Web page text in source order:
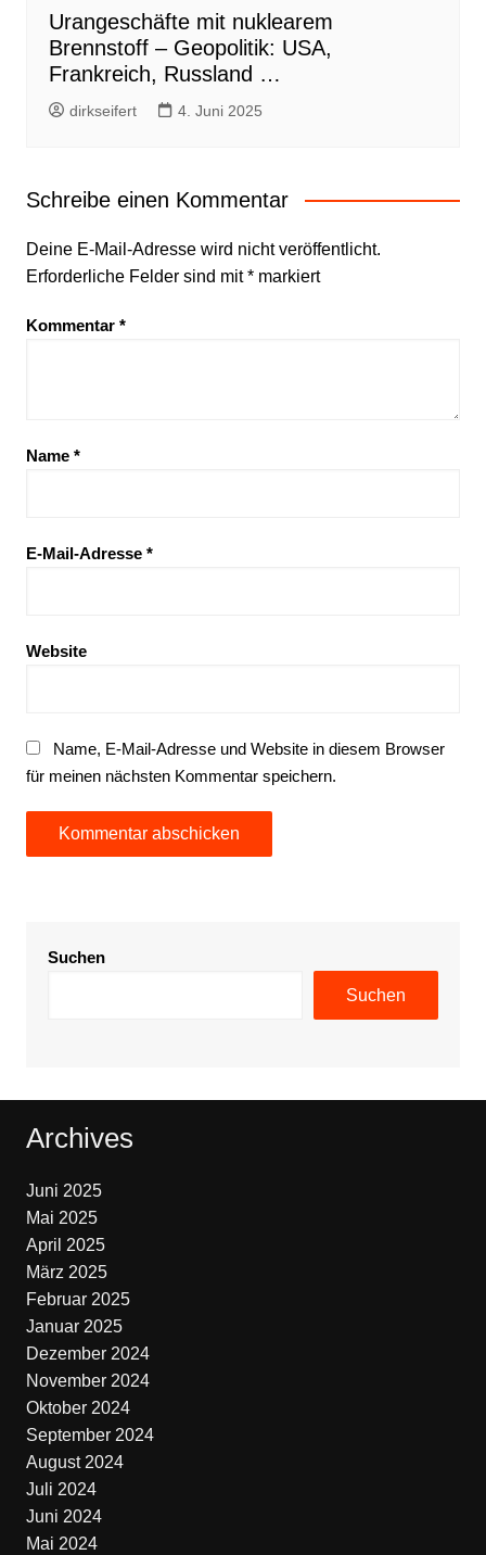
Urangeschäfte mit nuklearem
Brennstoff – Geopolitik: USA,
Frankreich, Russland …
dirkseifert 4. Juni 2025
Schreibe einen Kommentar
Deine E-Mail-Adresse wird nicht veröffentlicht.
Erforderliche Felder sind mit*markiert
Kommentar *
Name *
E-Mail-Adresse *
Website
Name, E-Mail-Adresse und Website in diesem Browser
für meinen nächsten Kommentar speichern.
Suchen
Suchen
Archives
Juni 2025
Mai 2025
April 2025
März 2025
Februar 2025
Januar 2025
Dezember 2024
November 2024
Oktober 2024
September 2024
August 2024
Juli 2024
Juni 2024
Mai 2024